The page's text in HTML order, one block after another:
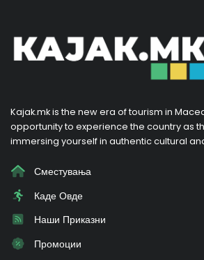
Kajak.mk is the new era of tourism in
opportunity to experience the country as
immersing yourself in authentic cultural
Сместувања
Каде Овде
Наши Приказни
Промоции